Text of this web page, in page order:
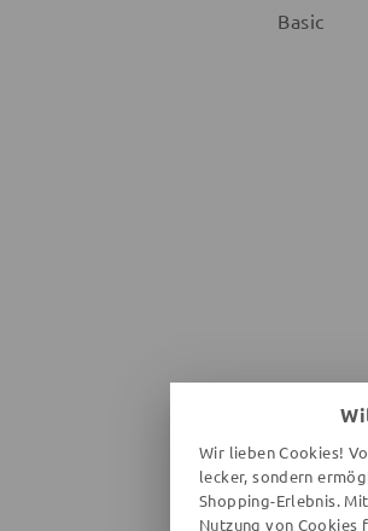
Basic
Wir lieben Cookies!
lecker, sondern
Shopping-Erlebnis.
Nutzung von Cookies